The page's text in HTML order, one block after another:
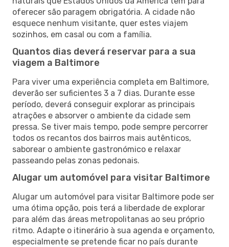
oferecer são paragem obrigatória. A cidade não
esquece nenhum visitante, quer estes viajem
sozinhos, em casal ou com a família.
Quantos dias deverá reservar para a sua
viagem a Baltimore
Para viver uma experiência completa em Baltimore,
deverão ser suficientes 3 a 7 dias. Durante esse
período, deverá conseguir explorar as principais
atrações e absorver o ambiente da cidade sem
pressa. Se tiver mais tempo, pode sempre percorrer
todos os recantos dos bairros mais autênticos,
saborear o ambiente gastronómico e relaxar
passeando pelas zonas pedonais.
Alugar um automóvel para visitar Baltimore
Alugar um automóvel para visitar Baltimore pode ser
uma ótima opção, pois terá a liberdade de explorar
para além das áreas metropolitanas ao seu próprio
ritmo. Adapte o itinerário à sua agenda e orçamento,
especialmente se pretende ficar no país durante